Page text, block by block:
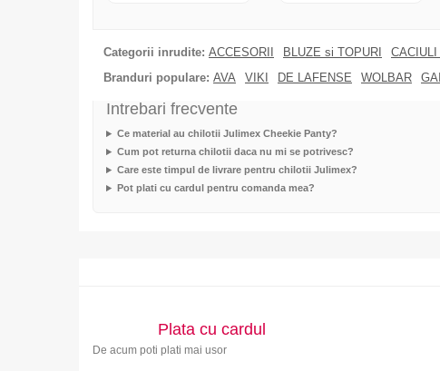
Categorii inrudite: ACCESORII BLUZE si TOPURI CACIULI
Branduri populare: AVA VIKI DE LAFENSE WOLBAR
Intrebari frecvente
Ce material au chilotii Julimex Cheekie Panty?
Cum pot returna chilotii daca nu mi se potrivesc?
Care este timpul de livrare pentru chilotii Julimex?
Pot plati cu cardul pentru comanda mea?
Plata cu cardul
De acum poti plati mai usor